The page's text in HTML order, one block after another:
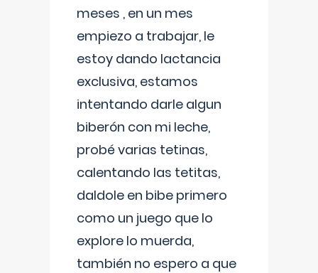
meses , en un mes
empiezo a trabajar, le
estoy dando lactancia
exclusiva, estamos
intentando darle algun
biberón con mi leche,
probé varias tetinas,
calentando las tetitas,
daldole en bibe primero
como un juego que lo
explore lo muerda,
también no espero a que